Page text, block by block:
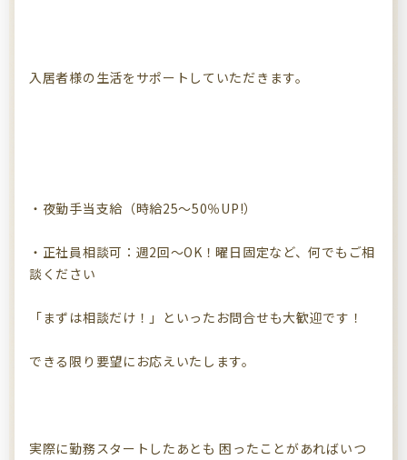
入居者様の生活をサポートしていただきます。
・夜勤手当支給（時給25～50％UP!）
・正社員相談可：週2回～OK！曜日固定など、何でもご相
談ください
「まずは相談だけ！」といったお問合せも大歓迎です！
できる限り要望にお応えいたします。
実際に勤務スタートしたあとも 困ったことがあればいつ